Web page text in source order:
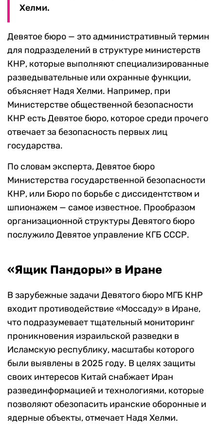
Хелми.
Девятое бюро — это административный термин
для подразделений в структуре министерств
КНР, которые выполняют специализированные
разведывательные или охранные функции,
объясняет Надя Хелми. Например, при
Министерстве общественной безопасности
КНР есть Девятое бюро, которое среди прочего
отвечает за безопасность первых лиц
государства.
По словам эксперта, Девятое бюро
Министерства государственной безопасности
КНР, или Бюро по борьбе с диссидентством и
шпионажем — самое известное. Прообразом
организационной структуры Девятого бюро
послужило Девятое управление КГБ СССР.
«Ящик Пандоры» в Иране
В зарубежные задачи Девятого бюро МГБ КНР
входит противодействие «Моссаду» в Иране,
что подразумевает тщательный мониторинг
проникновения израильской разведки в
Исламскую республику, масштабы которого
были выявлены в 2025 году. В целях защиты
своих интересов Китай снабжает Иран
развединформацией и технологиями, которые
позволяют обезопасить иранские оборонные и
ядерные объекты, отмечает Надя Хелми.